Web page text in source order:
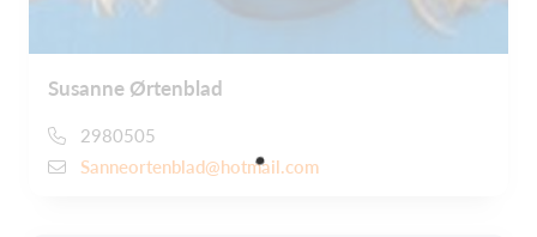
Susanne Ørtenblad
2980505
Sanneortenblad@hotmail.com